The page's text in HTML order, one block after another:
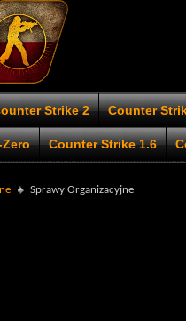
Strike 2 Counter
Counter Strike 1.6
Sprawy Organizacyjne